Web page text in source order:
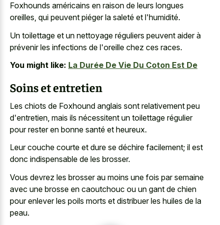
Foxhounds américains en raison de leurs longues
oreilles, qui peuvent piéger la saleté et l'humidité.
Un toilettage et un nettoyage réguliers peuvent aider à
prévenir les infections de l'oreille chez ces races.
You might like: La Durée De Vie Du Coton Est De
Soins et entretien
Les chiots de Foxhound anglais sont relativement peu
d'entretien, mais ils nécessitent un toilettage régulier
pour rester en bonne santé et heureux.
Leur couche courte et dure se déchire facilement; il est
donc indispensable de les brosser.
Vous devrez les brosser au moins une fois par semaine
avec une brosse en caoutchouc ou un gant de chien
pour enlever les poils morts et distribuer les huiles de la
peau.